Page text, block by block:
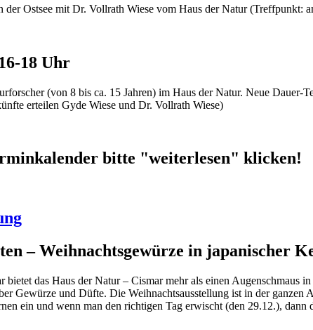
der Ostsee mit Dr. Vollrath Wiese vom Haus der Natur (Treffpunkt:
18 Uhr
(von 8 bis ca. 15 Jahren) im Haus der Natur. Neue
erteilen Gyde Wiese und Dr. Vollrath Wiese)
bitte "weiterlesen" klicken!
– Weihnachtsgewürze in japanischer
bietet das Haus der Natur – Cismar mehr als einen Augenschmaus
Gewürze und Düfte. Die Weihnachtsausstellung ist in der
ein und wenn man den richtigen Tag erwischt (den 29.12.),